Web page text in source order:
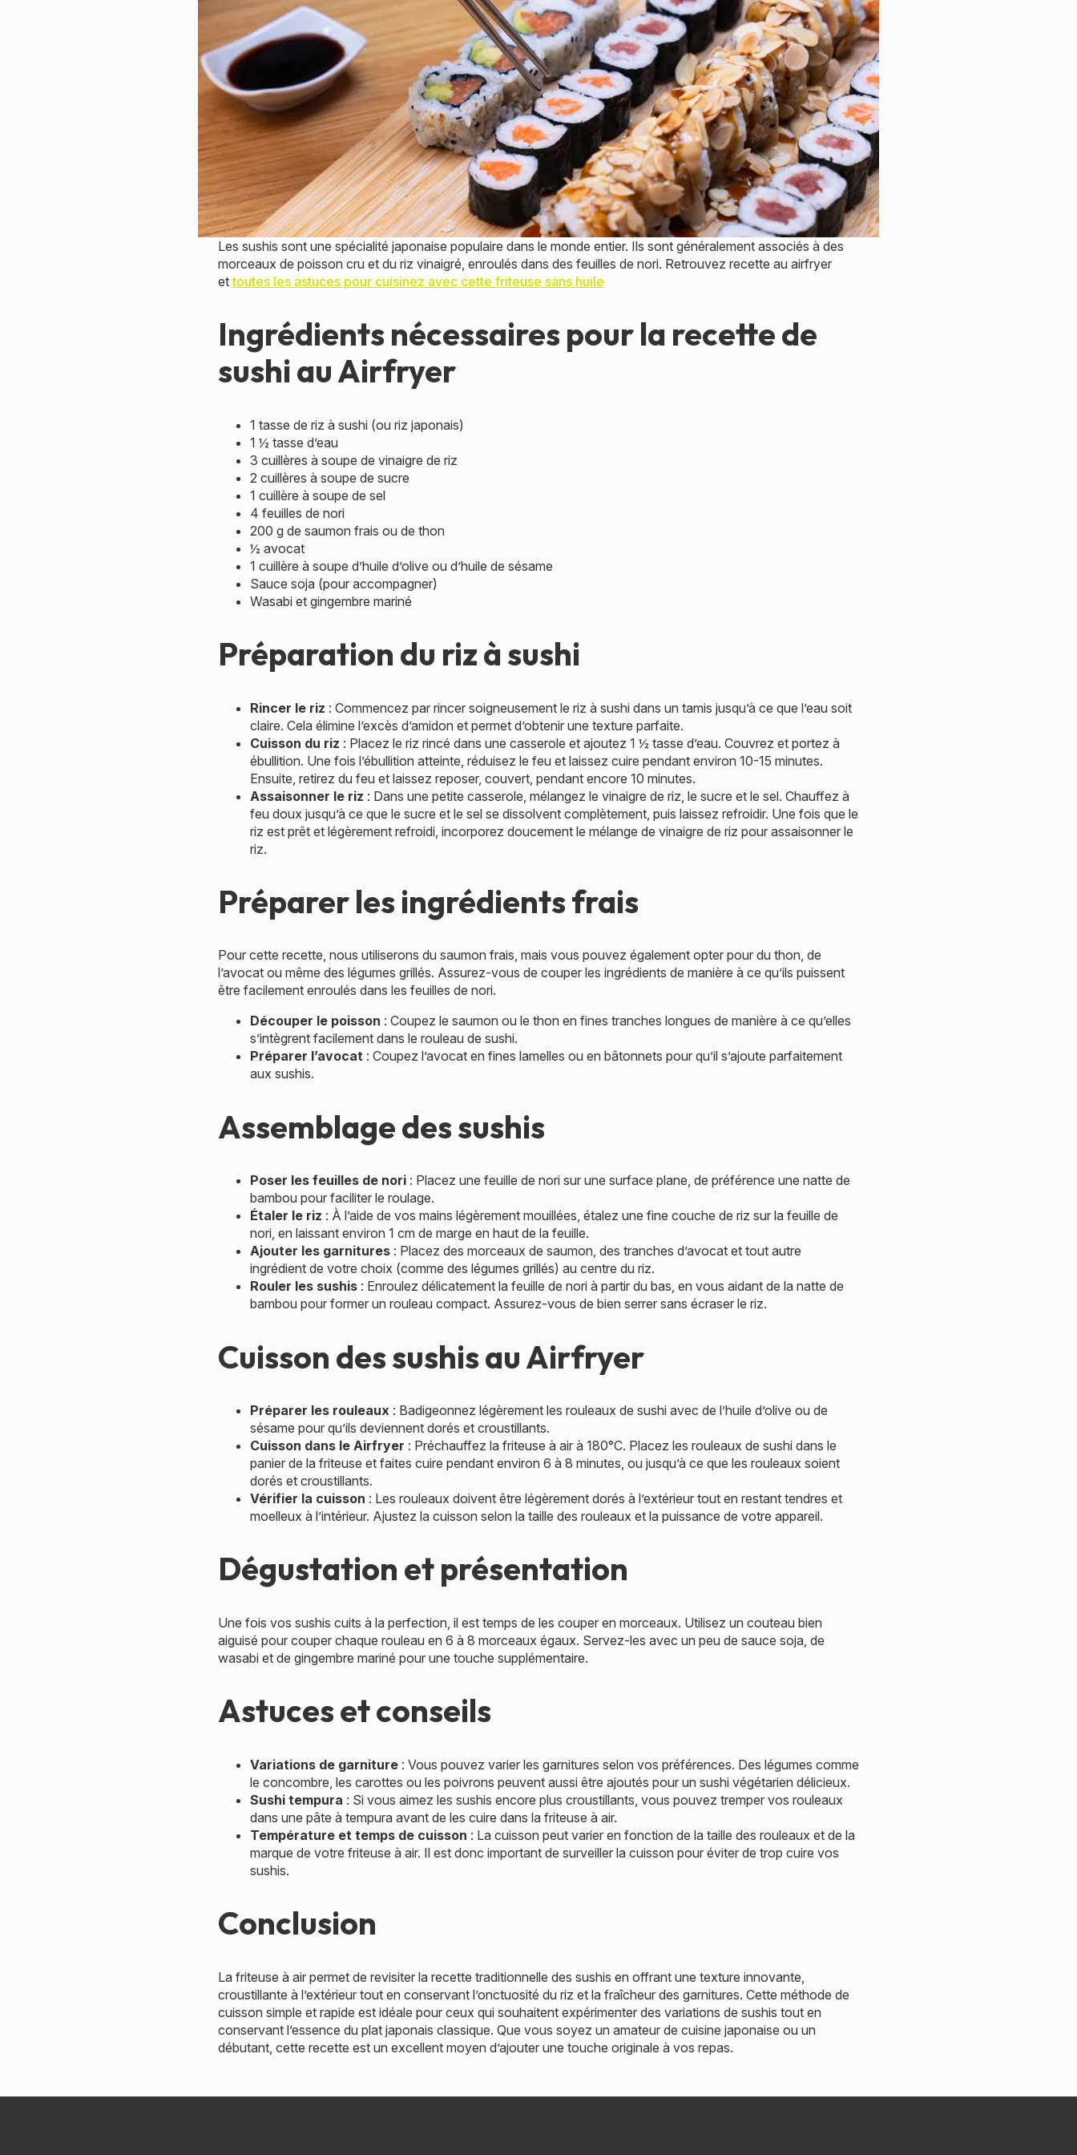
Les sushis sont une spécialité japonaise populaire dans le monde entier. Ils sont généralement associés à des
morceaux de poisson cru et du riz vinaigré, enroulés dans des feuilles de nori. Retrouvez recette au airfryer
ettoutes les astuces pour cuisinez avec cette friteuse sans huile
Ingrédients nécessaires pour la recette de
sushi au Airfryer
1 tasse de riz à sushi (ou riz japonais)
1 ½ tasse d’eau
3 cuillères à soupe de vinaigre de riz
2 cuillères à soupe de sucre
1 cuillère à soupe de sel
4 feuilles de nori
200 g de saumon frais ou de thon
½ avocat
1 cuillère à soupe d’huile d’olive ou d’huile de sésame
Sauce soja (pour accompagner)
Wasabi et gingembre mariné
Préparation du riz à sushi
Rincer le riz : Commencez par rincer soigneusement le riz à sushi dans un tamis jusqu’à ce que l’eau soit
claire. Cela élimine l’excès d’amidon et permet d’obtenir une texture parfaite.
Cuisson du riz : Placez le riz rincé dans une casserole et ajoutez 1 ½ tasse d’eau. Couvrez et portez à
ébullition. Une fois l’ébullition atteinte, réduisez le feu et laissez cuire pendant environ 10-15 minutes.
Ensuite, retirez du feu et laissez reposer, couvert, pendant encore 10 minutes.
Assaisonner le riz : Dans une petite casserole, mélangez le vinaigre de riz, le sucre et le sel. Chauffez à
feu doux jusqu’à ce que le sucre et le sel se dissolvent complètement, puis laissez refroidir. Une fois que le
riz est prêt et légèrement refroidi, incorporez doucement le mélange de vinaigre de riz pour assaisonner le
riz.
Préparer les ingrédients frais
Pour cette recette, nous utiliserons du saumon frais, mais vous pouvez également opter pour du thon, de
l’avocat ou même des légumes grillés. Assurez-vous de couper les ingrédients de manière à ce qu’ils puissent
être facilement enroulés dans les feuilles de nori.
Découper le poisson : Coupez le saumon ou le thon en fines tranches longues de manière à ce qu’elles
s’intègrent facilement dans le rouleau de sushi.
Préparer l’avocat : Coupez l’avocat en fines lamelles ou en bâtonnets pour qu’il s’ajoute parfaitement
aux sushis.
Assemblage des sushis
Poser les feuilles de nori : Placez une feuille de nori sur une surface plane, de préférence une natte de
bambou pour faciliter le roulage.
Étaler le riz : À l’aide de vos mains légèrement mouillées, étalez une fine couche de riz sur la feuille de
nori, en laissant environ 1 cm de marge en haut de la feuille.
Ajouter les garnitures : Placez des morceaux de saumon, des tranches d’avocat et tout autre
ingrédient de votre choix (comme des légumes grillés) au centre du riz.
Rouler les sushis : Enroulez délicatement la feuille de nori à partir du bas, en vous aidant de la natte de
bambou pour former un rouleau compact. Assurez-vous de bien serrer sans écraser le riz.
Cuisson des sushis au Airfryer
Préparer les rouleaux : Badigeonnez légèrement les rouleaux de sushi avec de l’huile d’olive ou de
sésame pour qu’ils deviennent dorés et croustillants.
Cuisson dans le Airfryer : Préchauffez la friteuse à air à 180°C. Placez les rouleaux de sushi dans le
panier de la friteuse et faites cuire pendant environ 6 à 8 minutes, ou jusqu’à ce que les rouleaux soient
dorés et croustillants.
Vérifier la cuisson : Les rouleaux doivent être légèrement dorés à l’extérieur tout en restant tendres et
moelleux à l’intérieur. Ajustez la cuisson selon la taille des rouleaux et la puissance de votre appareil.
Dégustation et présentation
Une fois vos sushis cuits à la perfection, il est temps de les couper en morceaux. Utilisez un couteau bien
aiguisé pour couper chaque rouleau en 6 à 8 morceaux égaux. Servez-les avec un peu de sauce soja, de
wasabi et de gingembre mariné pour une touche supplémentaire.
Astuces et conseils
Variations de garniture : Vous pouvez varier les garnitures selon vos préférences. Des légumes comme
le concombre, les carottes ou les poivrons peuvent aussi être ajoutés pour un sushi végétarien délicieux.
Sushi tempura : Si vous aimez les sushis encore plus croustillants, vous pouvez tremper vos rouleaux
dans une pâte à tempura avant de les cuire dans la friteuse à air.
Température et temps de cuisson : La cuisson peut varier en fonction de la taille des rouleaux et de la
marque de votre friteuse à air. Il est donc important de surveiller la cuisson pour éviter de trop cuire vos
sushis.
Conclusion
La friteuse à air permet de revisiter la recette traditionnelle des sushis en offrant une texture innovante,
croustillante à l’extérieur tout en conservant l’onctuosité du riz et la fraîcheur des garnitures. Cette méthode de
cuisson simple et rapide est idéale pour ceux qui souhaitent expérimenter des variations de sushis tout en
conservant l’essence du plat japonais classique. Que vous soyez un amateur de cuisine japonaise ou un
débutant, cette recette est un excellent moyen d’ajouter une touche originale à vos repas.